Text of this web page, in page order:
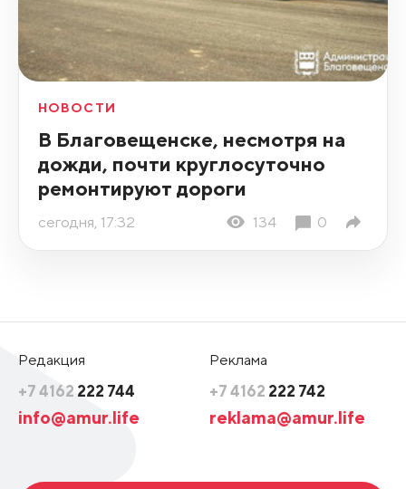
НОВОСТИ
В Благовещенске, несмотря на
дожди, почти круглосуточно
ремонтируют дороги
сегодня, 17:32 134 0
Редакция
+7 4162 222 744
info@amur.life
Реклама
+7 4162 222 742
reklama@amur.life